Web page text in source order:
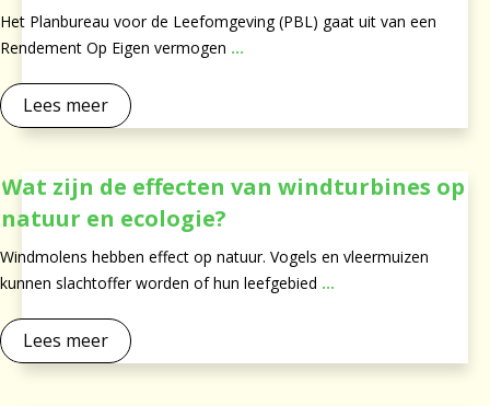
Het Planbureau voor de Leefomgeving (PBL) gaat uit van een
Rendement Op Eigen vermogen ...
Lees meer
Wat zijn de effecten van windturbines op
natuur en ecologie?
Windmolens hebben effect op natuur. Vogels en vleermuizen
kunnen slachtoffer worden of hun leefgebied ...
Lees meer